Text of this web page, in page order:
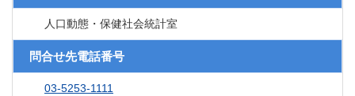
人口動態・保健社会統計室
問合せ先電話番号
03-5253-1111